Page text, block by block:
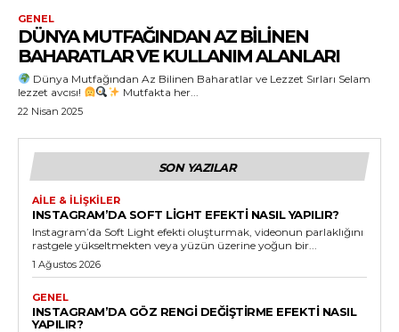
GENEL
DÜNYA MUTFAĞINDAN AZ BILINEN
BAHARATLAR VE KULLANIM ALANLARI
Dünya Mutfağından Az Bilinen Baharatlar ve Lezzet Sırları Selam
lezzet avcısı!
Mutfakta her...
22 Nisan 2025
SON YAZILAR
AILE & İLIŞKILER
INSTAGRAM’DA SOFT LIGHT EFEKTI NASIL YAPILIR?
Instagram’da Soft Light efekti oluşturmak, videonun parlaklığını
rastgele yükseltmekten veya yüzün üzerine yoğun bir...
1 Ağustos 2026
GENEL
INSTAGRAM’DA GÖZ RENGI DEĞIŞTIRME EFEKTI NASIL
YAPILIR?